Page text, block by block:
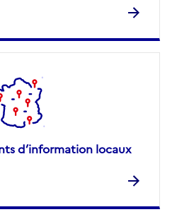
d’information locaux